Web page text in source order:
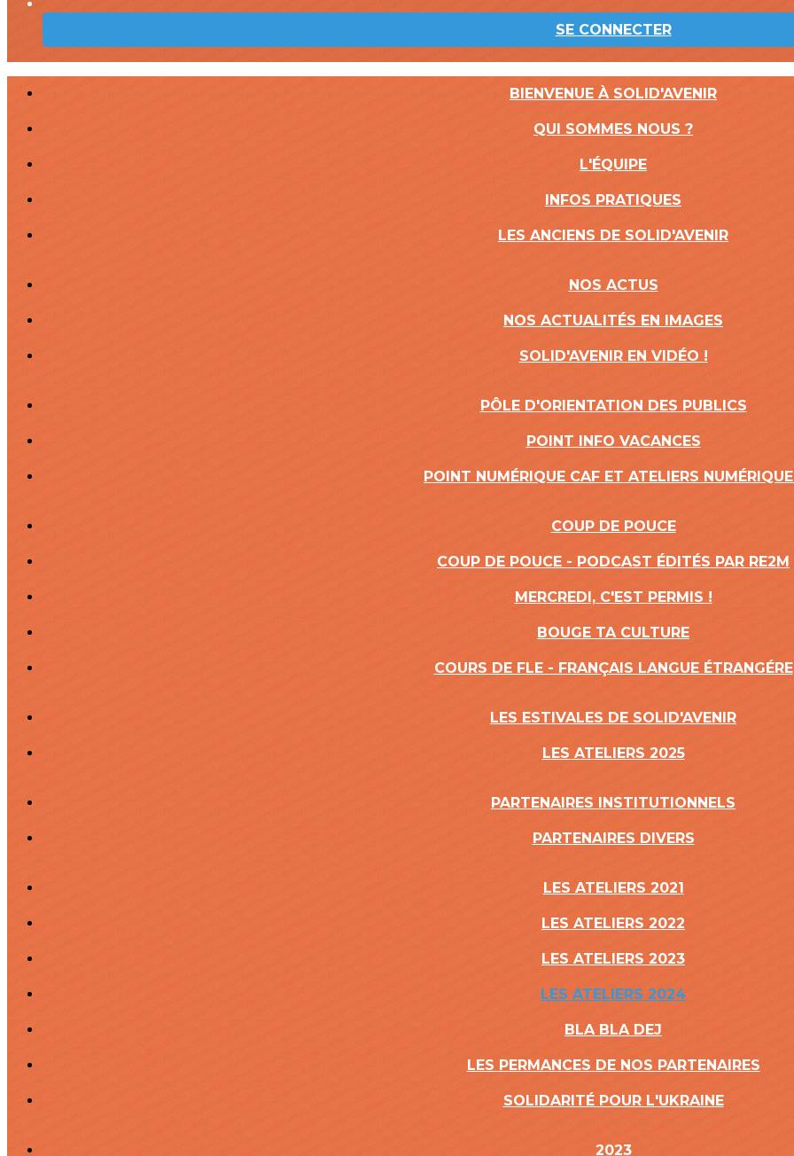
SE CONNECTER
BIENVENUE À SOLID'AVENIR
QUI SOMMES NOUS ?
L'ÉQUIPE
INFOS PRATIQUES
LES ANCIENS DE SOLID'AVENIR
NOS ACTUS
NOS ACTUALITÉS EN IMAGES
SOLID'AVENIR EN VIDÉO !
PÔLE D'ORIENTATION DES PUBLICS
POINT INFO VACANCES
POINT NUMÉRIQUE CAF ET ATELIERS
COUP DE POUCE
COUP DE POUCE - PODCAST ÉDITÉS PAR RE2M
MERCREDI, C'EST PERMIS !
BOUGE TA CULTURE
COURS DE FLE - FRANÇAIS LANGUE ÉTRANGÉRE
LES ESTIVALES DE SOLID'AVENIR
LES ATELIERS 2025
PARTENAIRES INSTITUTIONNELS
PARTENAIRES DIVERS
LES ATELIERS 2021
LES ATELIERS 2022
LES ATELIERS 2023
LES ATELIERS 2024
BLA BLA DEJ
LES PERMANCES DE NOS PARTENAIRES
SOLIDARITÉ POUR L'UKRAINE
2023